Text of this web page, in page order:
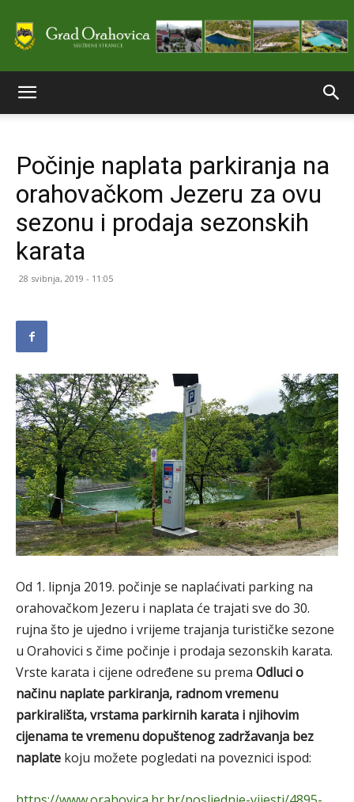
stranice
Grada
Počinje naplata parkiranja na
orahovačkom Jezeru za ovu
sezonu i prodaja sezonskih
karata
28 svibnja, 2019 - 11:05
Od 1. lipnja 2019. počinje se naplaćivati parking na
orahovačkom Jezeru i naplata će trajati sve do 30.
rujna što je ujedno i vrijeme trajanja turističke sezone
u Orahovici s čime počinje i prodaja sezonskih karata.
Vrste karata i cijene određene su prema Odluci o
načinu naplate parkiranja, radnom vremenu
parkirališta, vrstama parkirnih karata i njihovim
cijenama te vremenu dopuštenog zadržavanja bez
naplate koju možete pogledati na poveznici ispod: